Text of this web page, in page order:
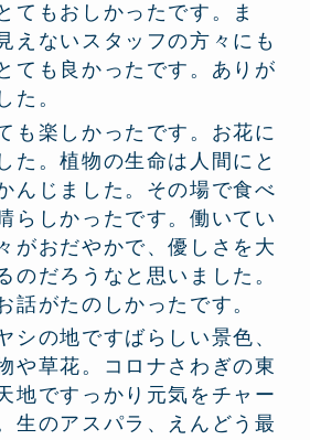
てもおしかったです。ま
えないスタッフの方々にも
ても良かったです。ありが
た。
も楽しかったです。お花に
た。植物の生命は人間にと
んじました。その場で食べ
らしかったです。働いてい
がおだやかで、優しさを大
のだろうなと思いました。
話がたのしかったです。
シの地ですばらしい景色、
や草花。コロナさわぎの東
地ですっかり元気をチャー
生のアスパラ、えんどう最